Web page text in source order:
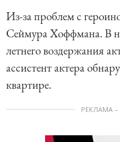
Из-за проблем с
Сеймура Хоффмана. В
летнего воздержания
ассистент актера
квартире.
РЕКЛАМА